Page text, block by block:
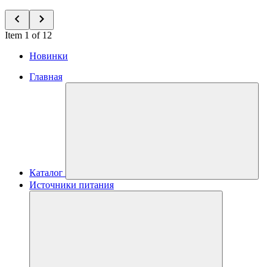
Item 1 of 12
Новинки
Главная
Каталог
Источники питания